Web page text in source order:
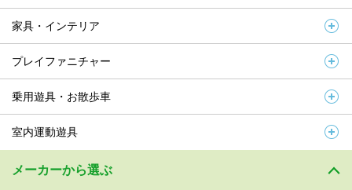
家具・インテリア
プレイファニチャー
乗用遊具・お散歩車
室内運動遊具
メーカーから選ぶ